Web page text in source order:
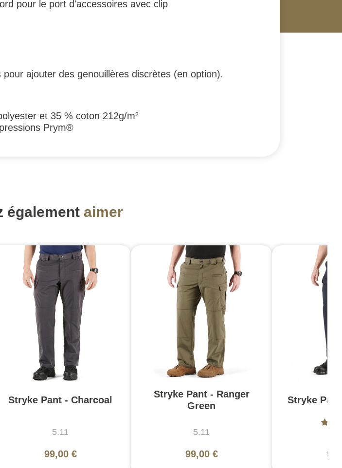
pour le port d'accessoires avec clip
ajouter des genouillères discrètes (en option).
et 35 % coton 212g/m²
Prym®
également aimer
Stryke Pant - Charcoal
5.11
99,00 €
Stryke Pant - Ranger
Green
5.11
99,00 €
Stryke